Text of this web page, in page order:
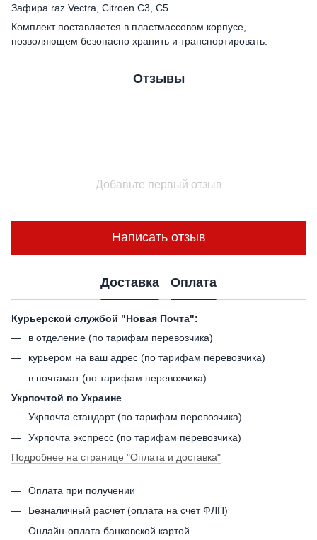
Зафира raz Vectra, Citroen C3, C5.
Комплект поставляется в пластмассовом корпусе,
позволяющем безопасно хранить и транспортировать.
Отзывы
Добавьте первый отзыв
Написать отзыв
Доставка Оплата
Курьерской службой "Новая Почта":
в отделение (по тарифам перевозчика)
курьером на ваш адрес (по тарифам перевозчика)
в почтамат (по тарифам перевозчика)
Укрпочтой по Украине
Укрпочта стандарт (по тарифам перевозчика)
Укрпочта экспресс (по тарифам перевозчика)
Подробнее на странице "Оплата и доставка"
Оплата при получении
Безналичный расчет (оплата на счет ФЛП)
Онлайн-оплата банковской картой